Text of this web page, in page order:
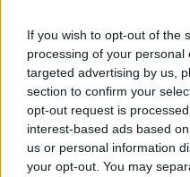
If you wish to opt-out of the
processing of your
targeted advertising by us,
section to confirm your
opt-out request is
interest-based ads based
us or personal information
your opt-out. You may
Inviaci
i tuoi
Su
345 356